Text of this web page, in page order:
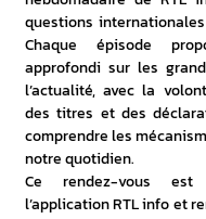
questions
Chaque épisode
approfondi sur les
l’actualité, avec la
des titres et des
comprendre les
notre quotidien.
Ce rendez-vous est
l’application RTL info et